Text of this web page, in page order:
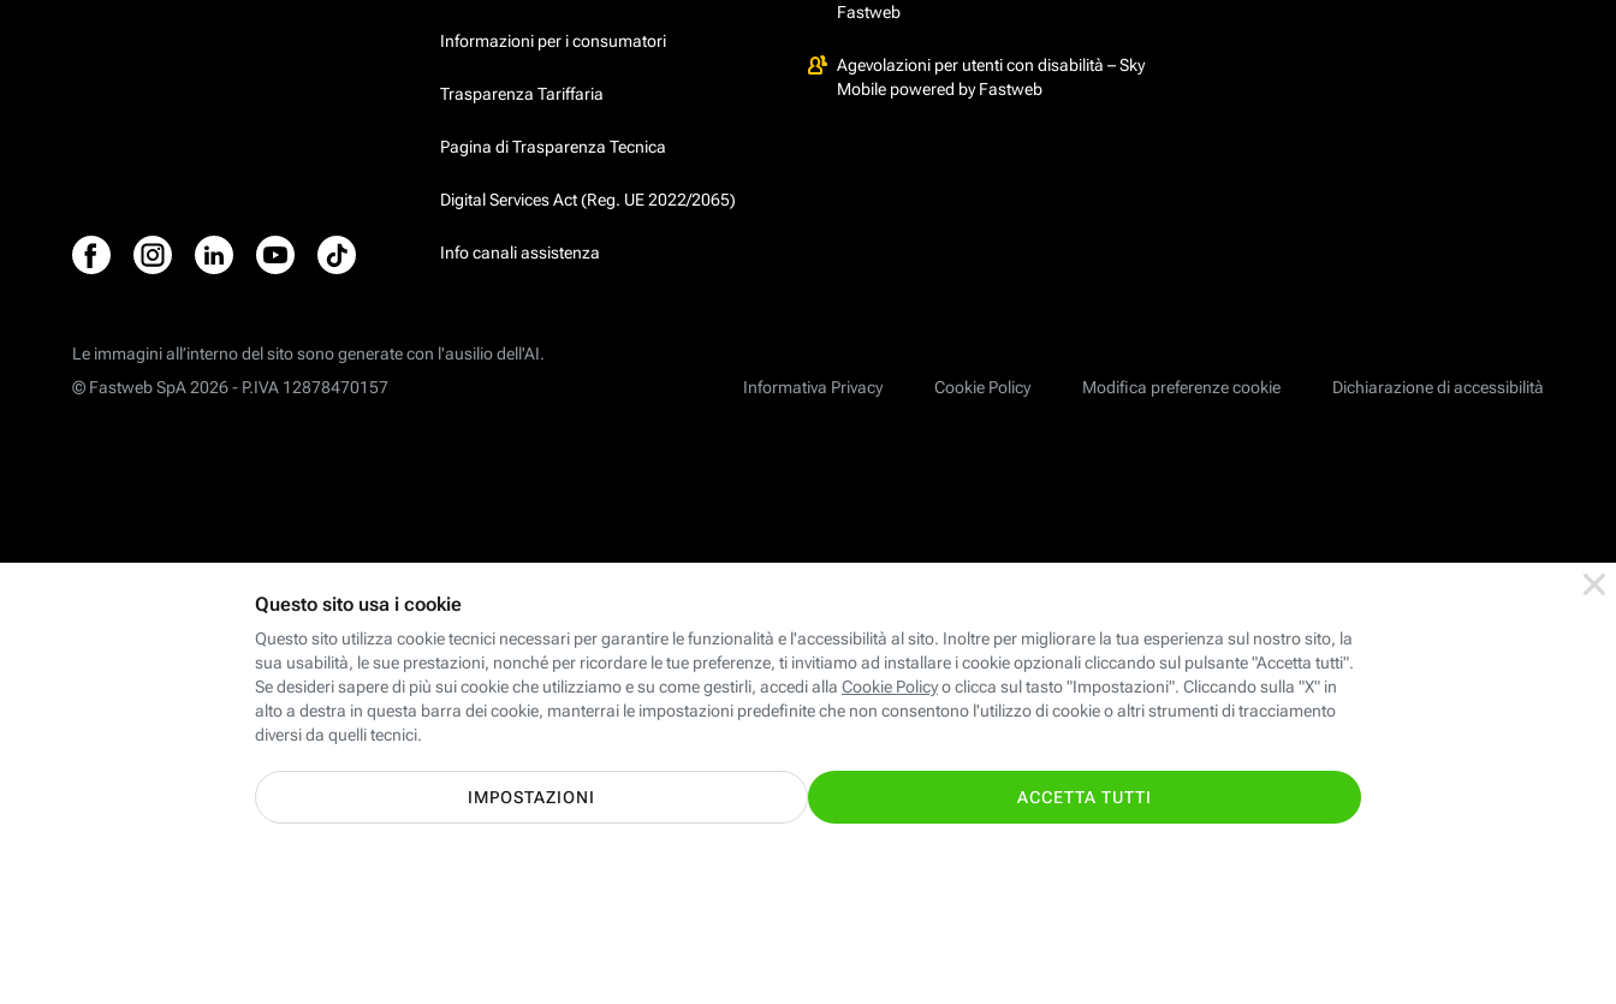
Scopri le offerte Internet, Mobile ed Energia giuste per te con il supporto
dei nostri esperti!
TI CHIAMIAMO GRATIS 146
Informazioni per i consumatori
Trasparenza Tariffaria
Pagina di Trasparenza Tecnica
Digital Services Act (Reg. UE 2022/2065)
Info canali assistenza
Fastweb
Agevolazioni per utenti con disabilità – Sky
Mobile powered by Fastweb
Le immagini all’interno del sito sono generate con l'ausilio dell'AI.
Informativa Privacy
Cookie Policy Modifica preferenze cookie Dichiarazione di accessibilità
© Fastweb SpA 2026 - P.IVA 12878470157